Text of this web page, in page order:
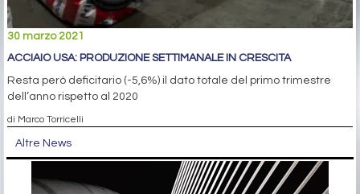
30 marzo 2021
ACCIAIO USA: PRODUZIONE SETTIMANALE IN CRESCITA
Resta però deficitario (-5,6%) il dato totale del primo trimestre
dell’anno rispetto al 2020
di Marco Torricelli
Altre News